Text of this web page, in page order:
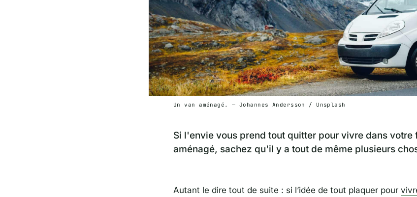
Un van aménagé. — Johannes Andersson / Unsplash
Si l'envie vous prend tout quitter pour vivre dans votre
aménagé, sachez qu'il y a tout de même plusieurs
Autant le dire tout de suite : si l’idée de tout plaquer pour